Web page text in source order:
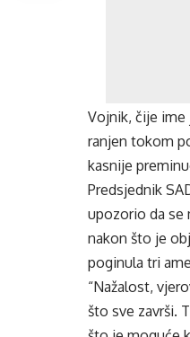
Vojnik, čije
ranjen tokom
kasnije
Predsjednik
upozorio da se
nakon što je
poginula tri
“Nažalost,
što sve završi.